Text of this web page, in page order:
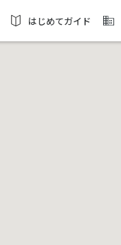
はじめてガイド